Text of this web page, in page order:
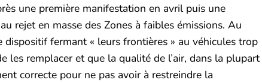
une première manifestation en avril puis une
rejet en masse des Zones à faibles émissions. Au
fermant « leurs frontières » au véhicules trop
les remplacer et que la qualité de l’air, dans la plupart
correcte pour ne pas avoir à restreindre la